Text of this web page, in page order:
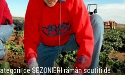
de SEZONIERI rămân scutiți de